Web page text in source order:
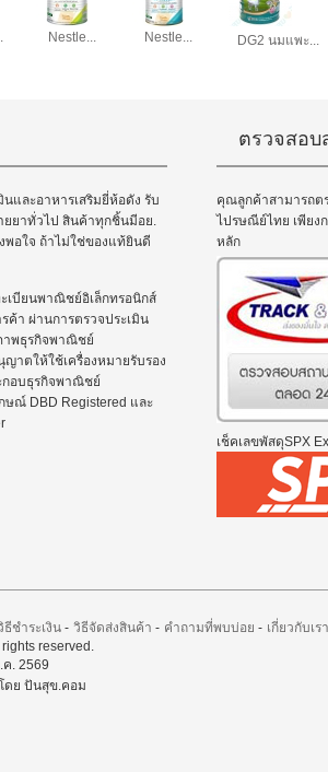
Nestle... Nestle... DG2 นมแพะ...
และอาหารเสริมยี่ห้อดัง รับ
ยยาทั่วไป สินค้าทุกชิ้นมีอย.
พอใจ ถ้าไม่ใช่ของแท้ยินดี
เบียนพาณิชย์อิเล็กทรอนิกส์
า ผ่านการตรวจประเมิน
พธุรกิจพาณิชย์
ญาตให้ใช้เครื่องหมายรับรอง
กอบธุรกิจพาณิชย์
ณ์ DBD Registered และ
ตรวจสอ
คุณลูกค้าสามารถต
ไปรษณีย์ไทย เพียง
หลัก
เช็คเลขพัสดุSPX
ธีชำระเงิน- วิธีจัดส่งสินค้า - คำถามที่พบบ่อย - เกี่ยวกับเรา
reserved.
. 2569
ดย ปันสุข.คอม